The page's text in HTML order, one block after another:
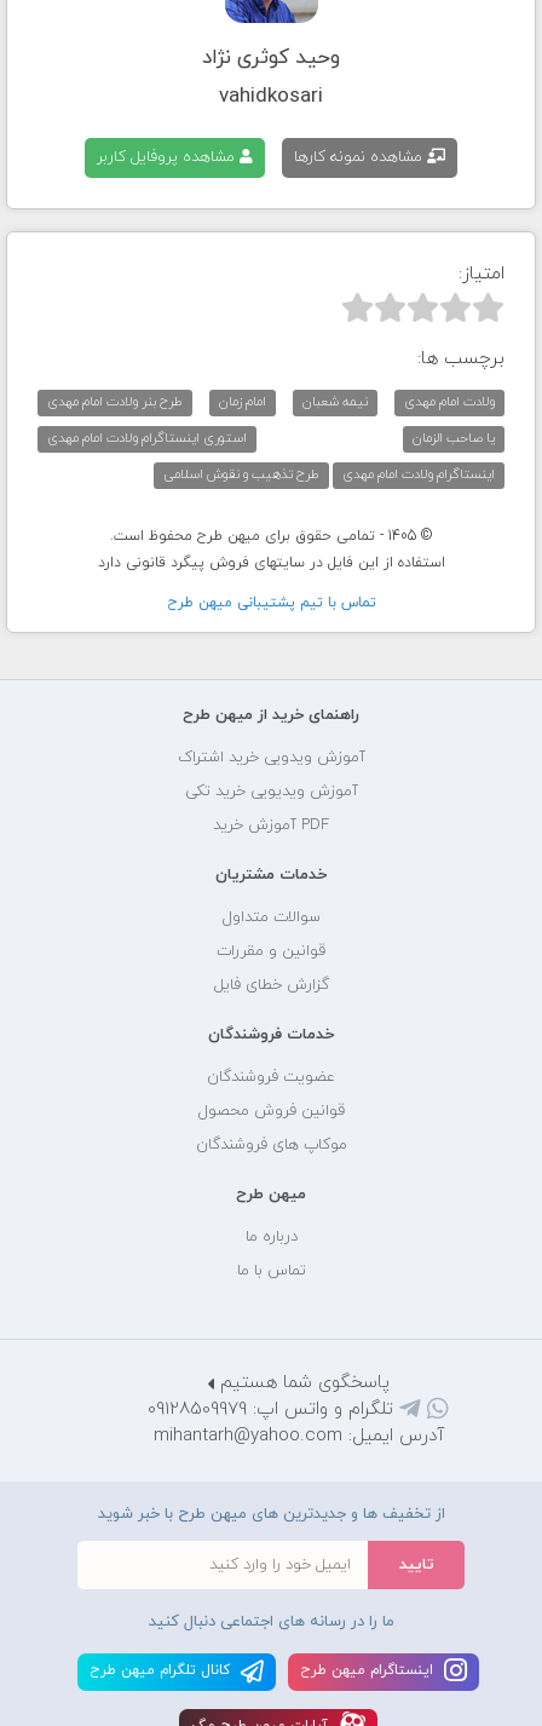
وحید کوثری نژاد
vahidkosari
مشاهده نمونه کارها مشاهده پروفایل کاربر
امتیاز:



برچسب ها:
ولادت امام مهدی نیمه شعبان امام زمان
طرح بنر ولادت امام مهدی
یا صاحب الزمان
استوری اینستاگرام ولادت امام مهدی
اینستاگرام ولادت امام مهدی
طرح تذهیب و نقوش اسلامی
© 1405 - تمامی حقوق برای میهن طرح محفوظ است.
استفاده از این فایل در سایتهای فروش پیگرد قانونی دارد
تماس با تيم پشتيبانی ميهن طرح
راهنمای خرید از میهن طرح
آموزش ویدویی خرید اشتراک
آموزش ویدیویی خرید تکی
PDF آموزش خرید
خدمات مشتریان
سوالات متداول
قوانین و مقررات
گزارش خطای فایل
خدمات فروشندگان
عضویت فروشندگان
قوانین فروش محصول
موکاپ های فروشندگان
میهن طرح
درباره ما
تماس با ما
پاسخگوی شما هستیم
تلگرام و واتس اپ: 09128509979
آدرس ایمیل: mihantarh@yahoo.com
از تخفیف ها و جدیدترین های میهن طرح با خبر شوید
ما را در رسانه های اجتماعی دنبال کنید
اينستاگرام ميهن طرح کانال تلگرام ميهن طرح